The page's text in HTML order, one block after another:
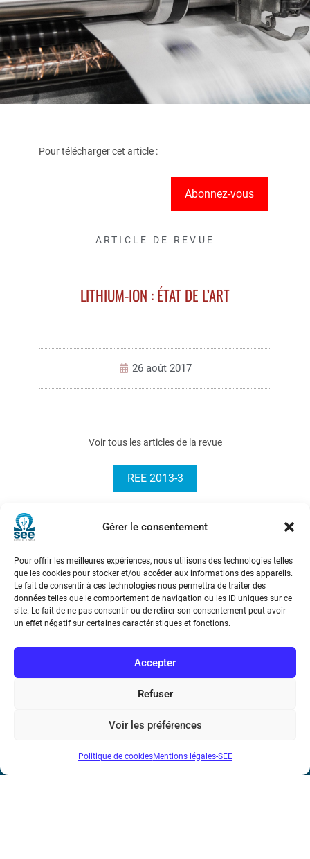
Gérer le consentement
Pour offrir les meilleures expériences, nous utilisons des technologies telles
que les cookies pour stocker et/ou accéder aux informations des appareils.
Le fait de consentir à ces technologies nous permettra de traiter des
données telles que le comportement de navigation ou les ID uniques sur ce
site. Le fait de ne pas consentir ou de retirer son consentement peut avoir
un effet négatif sur certaines caractéristiques et fonctions.
Accepter
Refuser
Voir les préférences
Politique de cookiesMentions légales-SEE
Pour télécharger cet article :
Abonnez-vous
ARTICLE DE REVUE
LITHIUM-ION : ÉTAT DE L’ART
26 août 2017
Voir tous les articles de la revue
REE 2013-3
Société de l’Electricité, de l’Electronique et des Technologies
de l’Information et de la Communication
17 rue de l’Amiral Hamelin75116 Paris
Métro : « Boissière » Ligne 6 et « Iéna » Ligne 9
communautaire : FR44 785 393 232